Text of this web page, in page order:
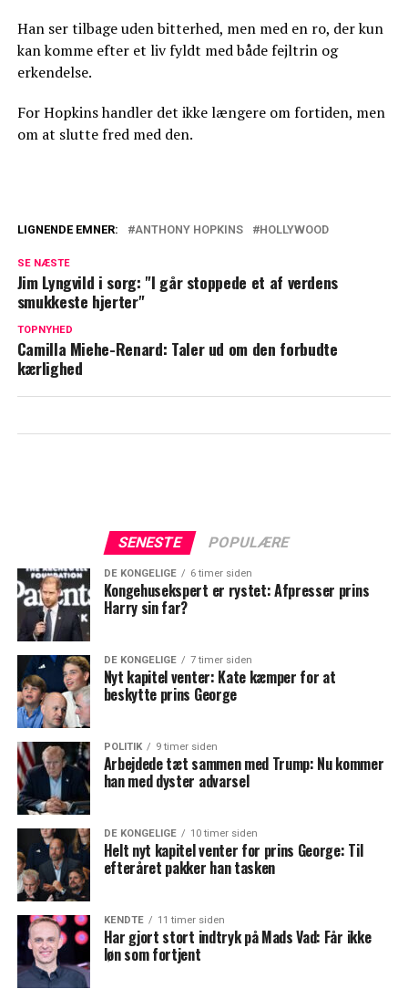
Han ser tilbage uden bitterhed, men med en ro, der kun
kan komme efter et liv fyldt med både fejltrin og
erkendelse.
For Hopkins handler det ikke længere om fortiden, men
om at slutte fred med den.
Skuespilleren John Amos er død
LIGNENDE EMNER: ANTHONY HOPKINS HOLLYWOOD
SE NÆSTE
Jim Lyngvild i sorg: "I går stoppede et af verdens
smukkeste hjerter"
TOPNYHED
Camilla Miehe-Renard: Taler ud om den forbudte
kærlighed
SENESTE POPULÆRE
DE KONGELIGE 6 timer siden
Kongehusekspert er rystet: Afpresser prins
Harry sin far?
DE KONGELIGE 7 timer siden
Nyt kapitel venter: Kate kæmper for at
beskytte prins George
POLITIK 9 timer siden
Arbejdede tæt sammen med Trump: Nu kommer
han med dyster advarsel
DE KONGELIGE 10 timer siden
Helt nyt kapitel venter for prins George: Til
efteråret pakker han tasken
KENDTE 11 timer siden
Har gjort stort indtryk på Mads Vad: Får ikke
løn som fortjent